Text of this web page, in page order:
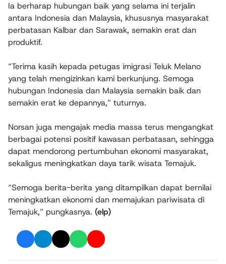
Ia berharap hubungan baik yang selama ini terjalin
antara Indonesia dan Malaysia, khususnya masyarakat
perbatasan Kalbar dan Sarawak, semakin erat dan
produktif.
“Terima kasih kepada petugas imigrasi Teluk Melano
yang telah mengizinkan kami berkunjung. Semoga
hubungan Indonesia dan Malaysia semakin baik dan
semakin erat ke depannya,” tuturnya.
Norsan juga mengajak media massa terus mengangkat
berbagai potensi positif kawasan perbatasan, sehingga
dapat mendorong pertumbuhan ekonomi masyarakat,
sekaligus meningkatkan daya tarik wisata Temajuk.
“Semoga berita-berita yang ditampilkan dapat bernilai
meningkatkan ekonomi dan memajukan pariwisata di
Temajuk,” pungkasnya. (elp)